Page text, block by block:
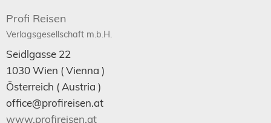
Profi Reisen
Verlagsgesellschaft m.b.H.
Seidlgasse 22
1030Wien ( Vienna )
Österreich ( Austria )
office@profireisen.at
www.profireisen.at